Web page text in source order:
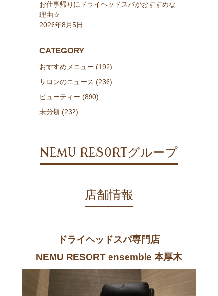
お仕事帰りにドライヘッドスパがおすすめな
理由☆
2026年8月5日
CATEGORY
おすすめメニュー (192)
サロンのニュース (236)
ビューティー (890)
未分類 (232)
NEMU RESORTグループ
店舗情報
ドライヘッドスパ専門店
NEMU RESORT ensemble 本厚木